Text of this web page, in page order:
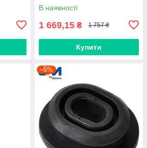
В наявності
1 669,15 ₴ 1 757 ₴
Купити
–5%